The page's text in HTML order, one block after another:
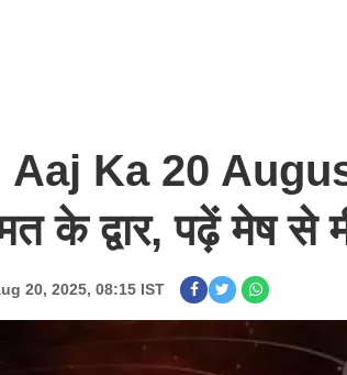
Ka 20
के द्वार, पढ़ें मेष से
20, 2025, 08:15 IST